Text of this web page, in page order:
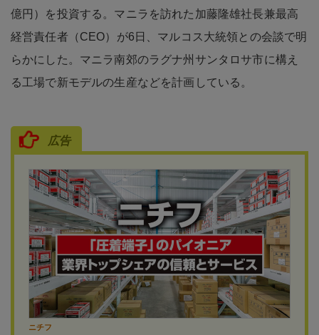
億円）を投資する。マニラを訪れた加藤隆雄社長兼最高
経営責任者（CEO）が6日、マルコス大統領との会談で明
らかにした。マニラ南郊のラグナ州サンタロサ市に構え
る工場で新モデルの生産などを計画している。
広告
ニチフ